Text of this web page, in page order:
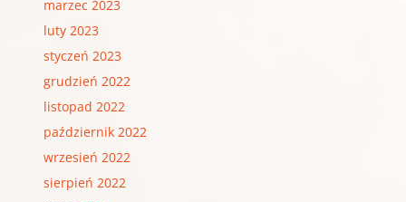
marzec 2023
luty 2023
styczeń 2023
grudzień 2022
listopad 2022
październik 2022
wrzesień 2022
sierpień 2022